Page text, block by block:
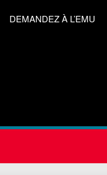
DEMANDEZ À L’EMU